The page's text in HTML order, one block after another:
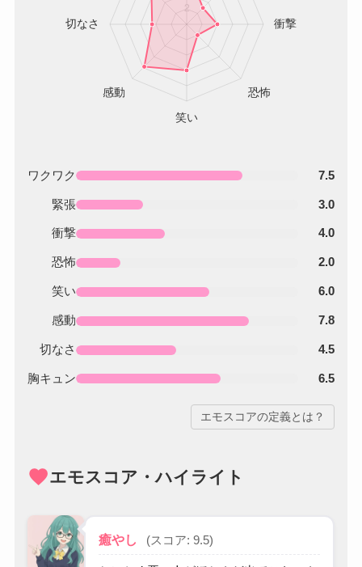
ワクワク 7.5
緊張 3.0
衝撃 4.0
恐怖 2.0
笑い 6.0
感動 7.8
切なさ 4.5
胸キュン 6.5
エモスコアの定義とは？
favoriteエモスコア・ハイライト
癒やし (スコア: 9.5)